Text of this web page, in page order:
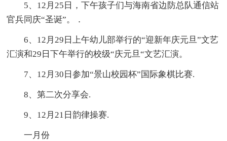
5、12月25日，下午孩子们与海南省边防总队通信站
官兵同庆“圣诞”。．
6、12月29日上午幼儿部举行的“迎新年庆元旦”文艺
汇演和29日下午举行的校级“庆元旦“文艺汇演。
7、12月30日参加“景山校园杯”国际象棋比赛.
8、第二次分享会.
9、12月21日韵律操赛.
一月份